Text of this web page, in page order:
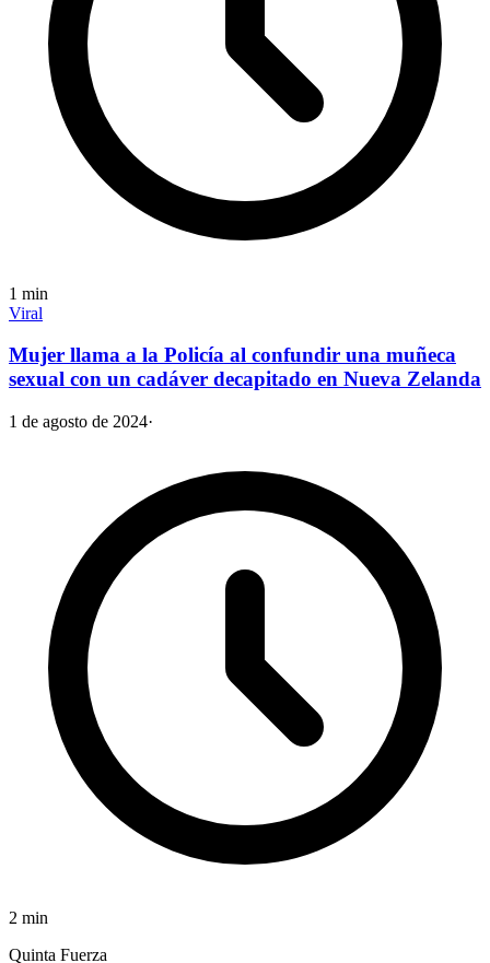
1 min
Viral
Mujer llama a la Policía al confundir una muñeca
sexual con un cadáver decapitado en Nueva Zelanda
1 de agosto de 2024·
2 min
Quinta Fuerza